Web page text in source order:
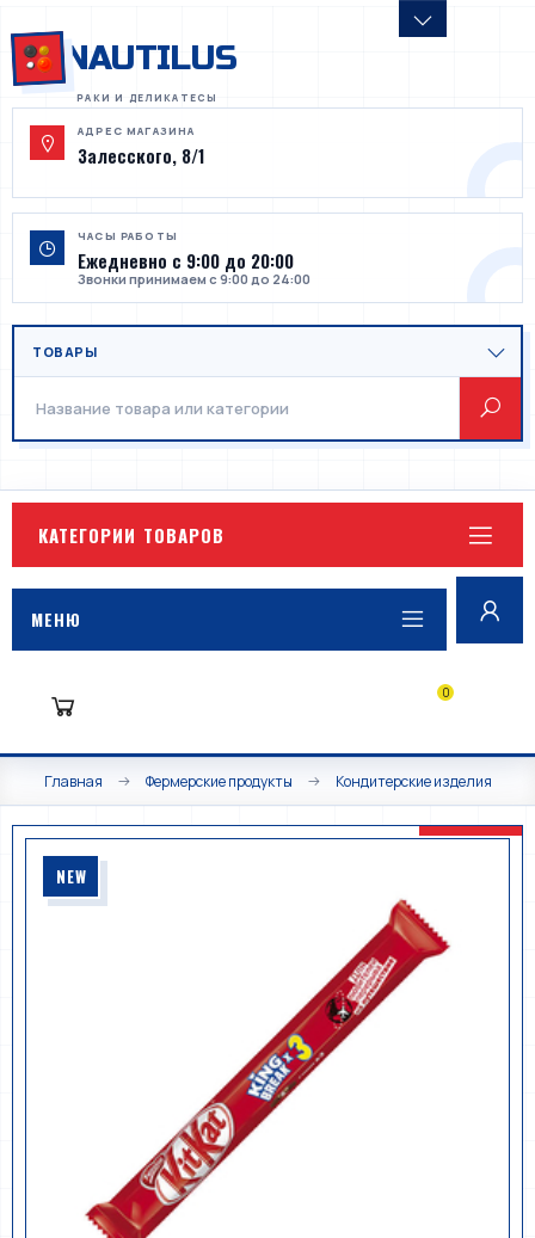
NAUTILUS
АДРЕС МАГАЗИНА
Залесского, 8/1
ЧАСЫ РАБОТЫ
Ежедневно с 9:00 до 20:00
Звонки принимаем с 9:00 до 24:00
КАТЕГОРИИ ТОВАРОВ
МЕНЮ
0
Главная Фермерские продукты Кондитерские изделия
NEW